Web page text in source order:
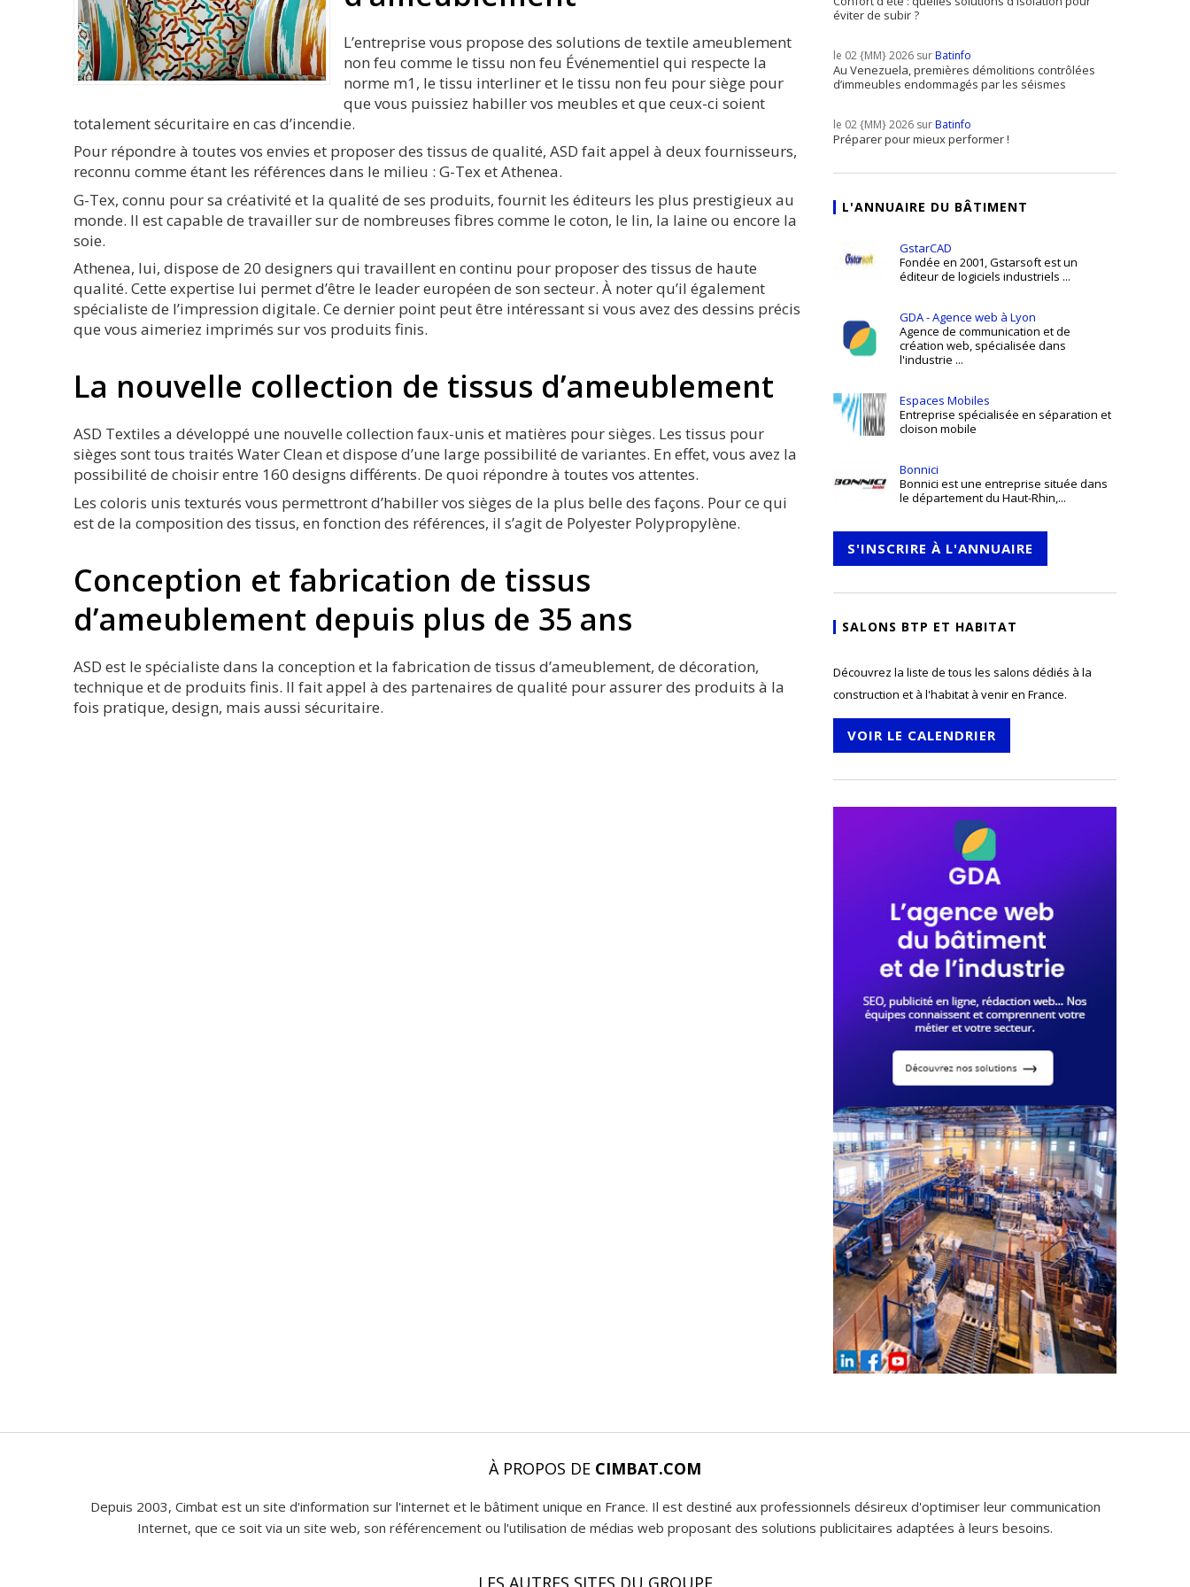
L’entreprise vous propose des solutions de textile ameublement
non feu comme le tissu non feu Événementiel qui respecte la
norme m1, le tissu interliner et le tissu non feu pour siège pour
que vous puissiez habiller vos meubles et que ceux-ci soient
totalement sécuritaire en cas d’incendie.
Pour répondre à toutes vos envies et proposer des tissus de qualité, ASD fait appel à deux fournisseurs,
reconnu comme étant les références dans le milieu : G-Tex et Athenea.
G-Tex, connu pour sa créativité et la qualité de ses produits, fournit les éditeurs les plus prestigieux au
monde. Il est capable de travailler sur de nombreuses fibres comme le coton, le lin, la laine ou encore la
soie.
Athenea, lui, dispose de 20 designers qui travaillent en continu pour proposer des tissus de haute
qualité. Cette expertise lui permet d’être le leader européen de son secteur. À noter qu’il également
spécialiste de l’impression digitale. Ce dernier point peut être intéressant si vous avez des dessins précis
que vous aimeriez imprimés sur vos produits finis.
La nouvelle collection de tissus d’ameublement
ASD Textiles a développé une nouvelle collection faux-unis et matières pour sièges. Les tissus pour
sièges sont tous traités Water Clean et dispose d’une large possibilité de variantes. En effet, vous avez la
possibilité de choisir entre 160 designs différents. De quoi répondre à toutes vos attentes.
Les coloris unis texturés vous permettront d’habiller vos sièges de la plus belle des façons. Pour ce qui
est de la composition des tissus, en fonction des références, il s’agit de Polyester Polypropylène.
Conception et fabrication de tissus
d’ameublement depuis plus de 35 ans
ASD est le spécialiste dans la conception et la fabrication de tissus d’ameublement, de décoration,
technique et de produits finis. Il fait appel à des partenaires de qualité pour assurer des produits à la
fois pratique, design, mais aussi sécuritaire.
éviter de subir ?
le 02 {MM} 2026 surBatinfo
Au Venezuela, premières démolitions contrôlées
d’immeubles endommagés par les séismes
le 02 {MM} 2026 surBatinfo
Préparer pour mieux performer !
L'ANNUAIRE DU BÂTIMENT
GstarCAD
Fondée en 2001, Gstarsoft est un
éditeur de logiciels industriels ...
GDA - Agence web à Lyon
Agence de communication et de
création web, spécialisée dans
l'industrie ...
Espaces Mobiles
Entreprise spécialisée en séparation et
cloison mobile
Bonnici
Bonnici est une entreprise située dans
le département du Haut-Rhin,...
S'INSCRIRE À L'ANNUAIRE
SALONS BTP ET HABITAT
Découvrez la liste de tous les salons dédiés à la
construction et à l'habitat à venir en France.
VOIR LE CALENDRIER
À PROPOS DE CIMBAT.COM
Depuis 2003, Cimbat est un site d'information sur l'internet et le bâtiment unique en France. Il est destiné aux professionnels désireux d'optimiser leur communication
Internet, que ce soit via un site web, son référencement ou l'utilisation de médias web proposant des solutions publicitaires adaptées à leurs besoins.
LES AUTRES SITES DU GROUPE